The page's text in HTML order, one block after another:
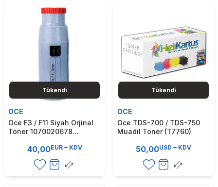
Tükendi
OCE
Oce F3 / F11 Siyah Orjinal
Toner 1070020678
40,00EUR KDV
Tükendi
OCE
Oce TDS-700 / TDS-750
Muadil Toner (T7760)
50,00USD KDV